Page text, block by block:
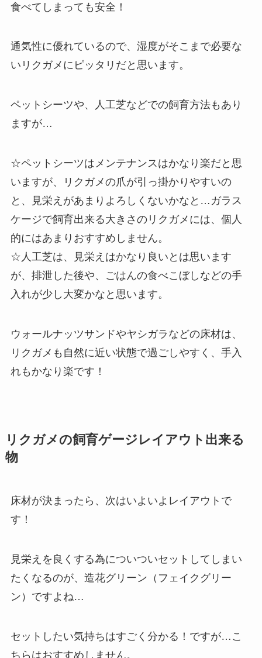
食べてしまっても安全！
通気性に優れているので、湿度がそこまで必要な
いリクガメにピッタリだと思います。
ペットシーツや、人工芝などでの飼育方法もあり
ますが…
☆ペットシーツはメンテナンスはかなり楽だと思
いますが、リクガメの爪が引っ掛かりやすいの
と、見栄えがあまりよろしくないかなと…ガラス
ケージで飼育出来る大きさのリクガメには、個人
的にはあまりおすすめしません。
☆人工芝は、見栄えはかなり良いとは思います
が、排泄した後や、ごはんの食べこぼしなどの手
入れが少し大変かなと思います。
ウォールナッツサンドやヤシガラなどの床材は、
リクガメも自然に近い状態で過ごしやすく、手入
れもかなり楽です！
リクガメの飼育ゲージレイアウト出来る
物
床材が決まったら、次はいよいよレイアウトで
す！
見栄えを良くする為についついセットしてしまい
たくなるのが、造花グリーン（フェイクグリー
ン）ですよね…
セットしたい気持ちはすごく分かる！ですが…こ
ちらはおすすめしません。